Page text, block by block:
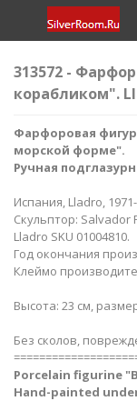
313572 -
корабликом".
Фарфоровая
морской форме​".
Ручная
Испания, Lladro, 1971-
Скульптор: Salvador
Lladro SKU 01004810.
Год окончания
Клеймо
Высота: 23 см,
Без сколов,
Porcelain figurine
Hand-painted